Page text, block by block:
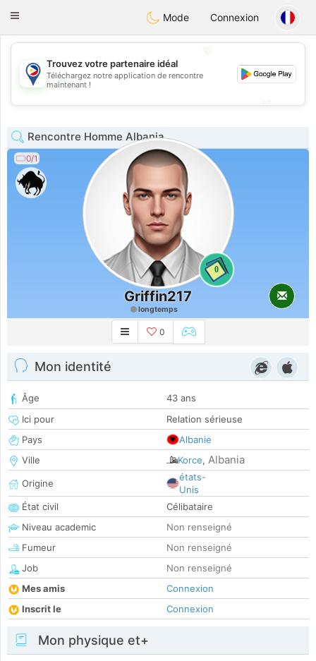
PhilippinesChat
Toggle
Mode Connexion
💖
💕
Trouvez votre partenaire idéal
Téléchargez notre application de rencontre
maintenant !
Rencontre Homme Albania
0/1
0
Griffin217
longtemps
0
Mon identité
Âge
43 ans
Ici pour
Relation sérieuse
Pays
Albanie
Ville
Korce, Albania
Origine
états-
Unis
État civil
Célibataire
Niveau academic
Non renseigné
Fumeur
Non renseigné
Job
Non renseigné
Mes amis
Connexion
Inscrit le
Connexion
Mon physique et+